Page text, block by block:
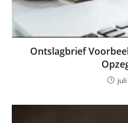
Ontslagbrief